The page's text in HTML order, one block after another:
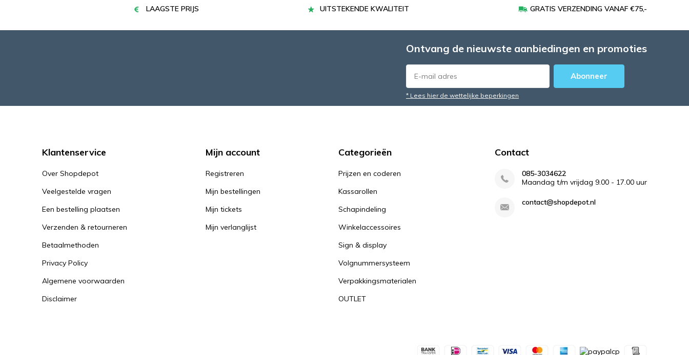
LAAGSTE PRIJS UITSTEKENDE KWALITEIT GRATIS VERZENDING VANAF €75,-
Ontvang de nieuwste aanbiedingen en promoties
Abonneer
* Lees hier de wettelijke beperkingen
Klantenservice
Over Shopdepot
Veelgestelde vragen
Een bestelling plaatsen
Verzenden & retourneren
Betaalmethoden
Privacy Policy
Algemene voorwaarden
Disclaimer
Mijn account
Registreren
Mijn bestellingen
Mijn tickets
Mijn verlanglijst
Categorieën
Prijzen en coderen
Kassarollen
Schapindeling
Winkelaccessoires
Sign & display
Volgnummersysteem
Verpakkingsmaterialen
OUTLET
Contact
085-3034622
Maandag t/m vrijdag 9.00 - 17.00 uur
contact@shopdepot.nl